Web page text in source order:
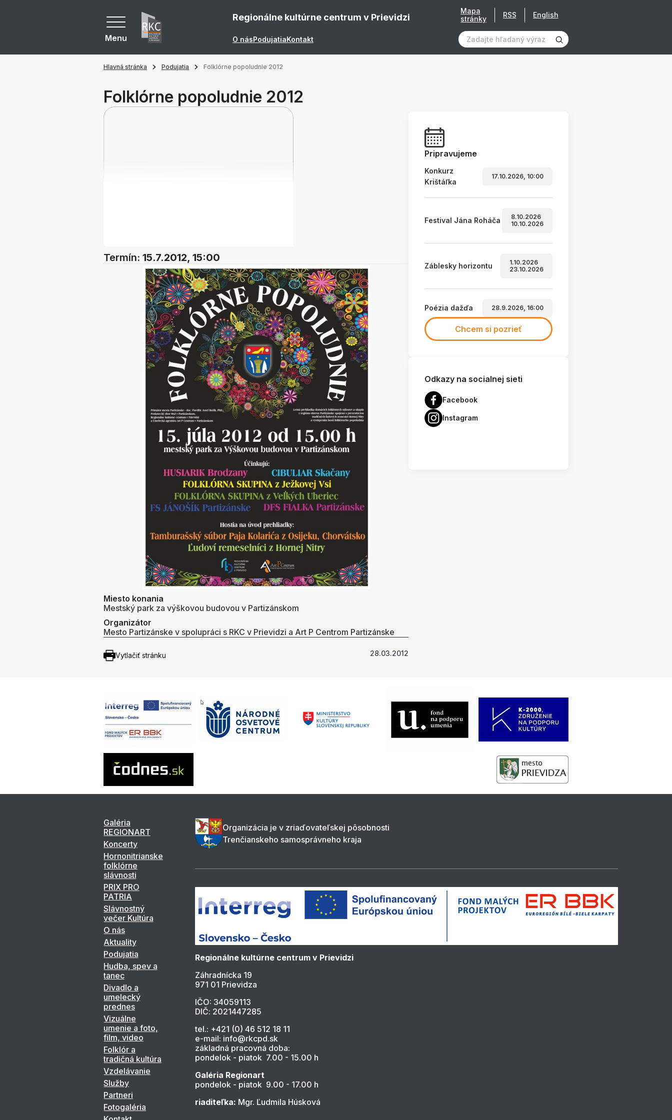
Menu
Regionálne kultúrne centrum v Prievidzi
O násPodujatiaKontakt
Mapa
stránky
RSS English
Hlavná stránka Podujatia Folklórne popoludnie 2012
Folklórne popoludnie 2012
Termín: 15.7.2012, 15:00
Miesto konania
Mestský park za výškovou budovou v Partizánskom
Organizátor
Mesto Partizánske v spolupráci s RKC v Prievidzi a Art P Centrom Partizánske
Vytlačiť stránku 28.03.2012
Pripravujeme
Konkurz
Krištáľka
17.10.2026, 10:00
Festival Jána Roháča
8.10.2026
10.10.2026
Záblesky horizontu
1.10.2026
23.10.2026
Poézia dažďa 28.9.2026, 16:00
Chcem si pozrieť
Odkazy na socialnej sieti
Facebook
Instagram
Galéria
REGIONART
Koncerty
Hornonitrianske
folklórne
slávnosti
PRIX PRO
PATRIA
Slávnostný
večer Kultúra
O nás
Aktuality
Podujatia
Hudba, spev a
tanec
Divadlo a
umelecký
prednes
Vizuálne
umenie a foto,
film, video
Folklór a
tradičná kultúra
Vzdelávanie
Služby
Partneri
Fotogaléria
Organizácia je v zriaďovateľskej pôsobnosti
Trenčianskeho samosprávneho kraja
Regionálne kultúrne centrum v Prievidzi
Záhradnícka 19
971 01 Prievidza
IČO: 34059113
DIČ: 2021447285
tel.: +421 (0) 46 512 18 11
e-mail: info@rkcpd.sk
základná pracovná doba:
pondelok - piatok 7.00 - 15.00 h
Galéria Regionart
pondelok - piatok 9.00 - 17.00 h
riaditeľka: Mgr. Ľudmila Húsková